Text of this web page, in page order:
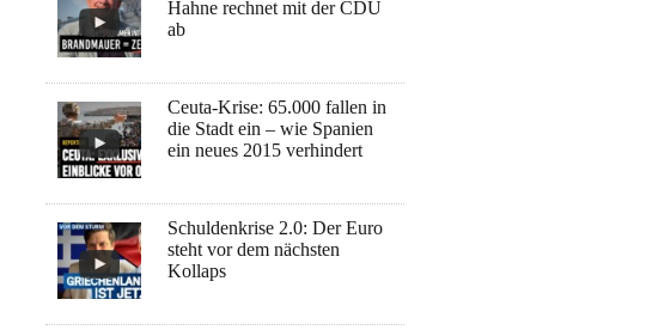
Hahne rechnet mit der CDU
ab
Ceuta-Krise: 65.000 fallen in
die Stadt ein – wie Spanien
ein neues 2015 verhindert
Schuldenkrise 2.0: Der Euro
steht vor dem nächsten
Kollaps